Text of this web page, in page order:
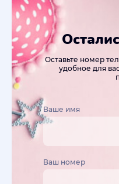
Оставьте номер
удобное для
Ваше имя
Ваш номер